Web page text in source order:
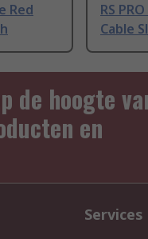
Red
RS
Cable
de hoogte
en
Services